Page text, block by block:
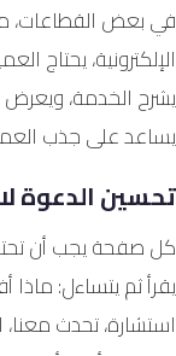
في بعض القطاعات،
الإلكترونية، يحتاج
يشرح الخدمة، ويعرض
يساعد على جذب
تحسين الدعوة
كل صفحة يجب أن
يقرأ ثم يتساءل:
استشارة، تحدث